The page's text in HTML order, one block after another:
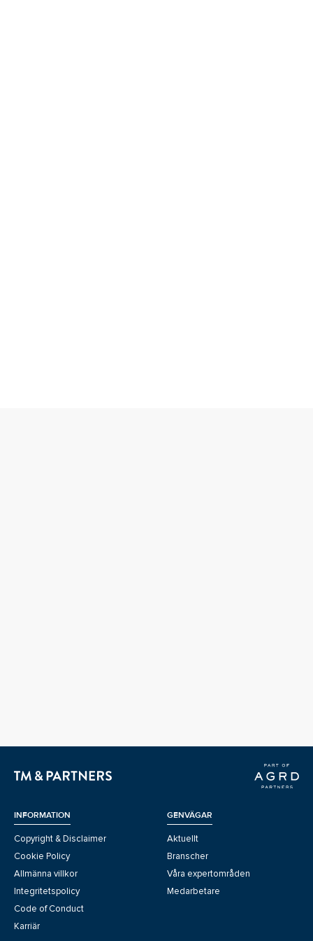
INFORMATION
Copyright & Disclaimer
Cookie Policy
Allmänna villkor
Integritetspolicy
Code of Conduct
Karriär
GENVÄGAR
Aktuellt
Branscher
Våra expertområden
Medarbetare